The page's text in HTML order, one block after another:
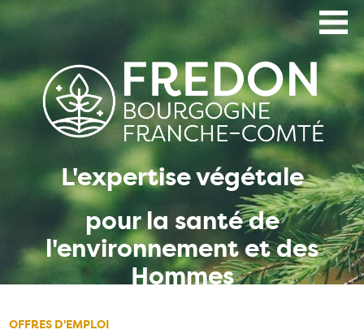
L'expertise végétale
pour la santé de
l'environnement et des
Hommes
OFFRES D'EMPLOI